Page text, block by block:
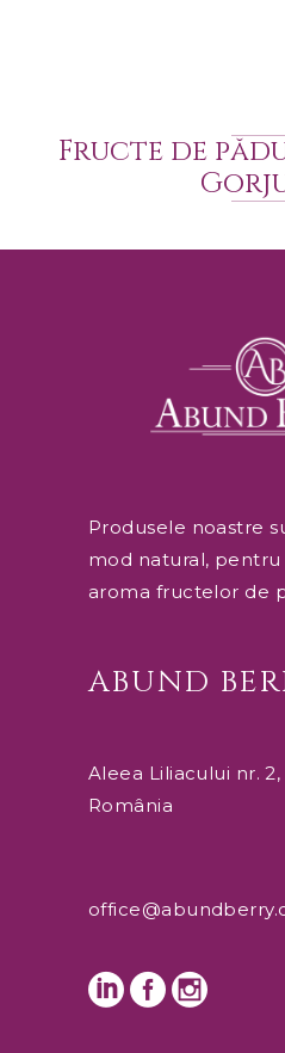
Fructe de
Produsele noastre
mod natural, pentru
aroma fructelor de
ABUND
Aleea Liliacului nr. 2,
România